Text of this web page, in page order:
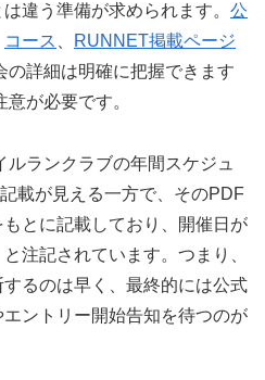
違う準備が求められます。 公
コース
RUNNET掲載ページ
の詳細は明確に把握できます
が必要です。
ランクラブの年間スケジュ
載が見える一方で、そのPDF
とに記載しており、開催日が
注記されています。つまり、
るのは早く、最終的には公式
ントリー開始告知を待つのが